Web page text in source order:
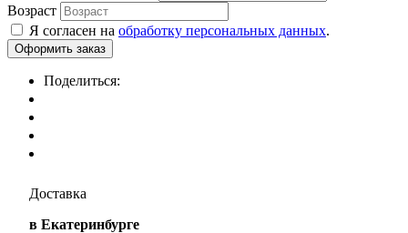
Возраст
Я согласен на обработку персональных данных.
Поделиться:
Доставка
в Екатеринбурге